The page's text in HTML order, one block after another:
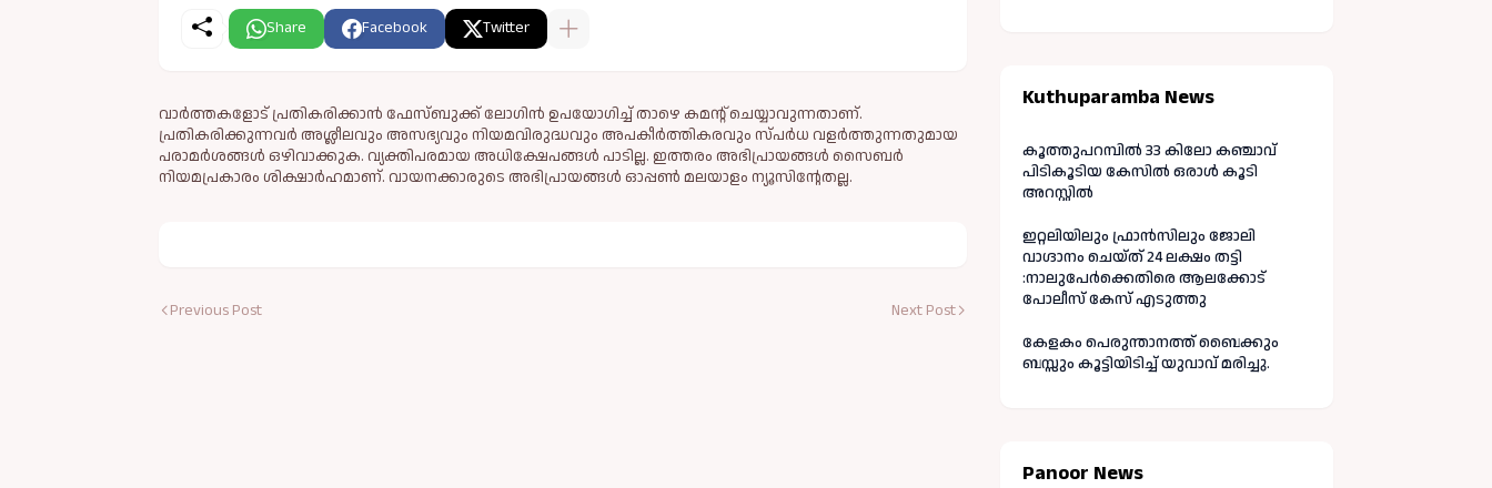
Share Facebook Twitter
വാർത്തകളോട് പ്രതികരിക്കാൻ ഫേസ്ബുക്ക് ലോഗിൻ ഉപയോഗിച്ച് താഴെ കമന്റ് ചെയ്യാവുന്നതാണ്.
പ്രതികരിക്കുന്നവര്‍ അശ്ലീലവും അസഭ്യവും നിയമവിരുദ്ധവും അപകീര്‍ത്തികരവും സ്പര്‍ധ വളര്‍ത്തുന്നതുമായ
പരാമര്‍ശങ്ങള്‍ ഒഴിവാക്കുക. വ്യക്തിപരമായ അധിക്ഷേപങ്ങള്‍ പാടില്ല. ഇത്തരം അഭിപ്രായങ്ങള്‍ സൈബര്‍
നിയമപ്രകാരം ശിക്ഷാര്‍ഹമാണ്. വായനക്കാരുടെ അഭിപ്രായങ്ങള്‍ ഓപ്പൺ മലയാളം ന്യൂസിന്റേതല്ല.
Previous Post Next Post
Kuthuparamba News
കൂത്തുപറമ്പിൽ 33 കിലോ കഞ്ചാവ്
പിടികൂടിയ കേസിൽ ഒരാൾ കൂടി
അറസ്റ്റിൽ
ഇറ്റലിയിലും ഫ്രാൻസിലും ജോലി
വാഗ്ദാനം ചെയ്ത് 24 ലക്ഷം തട്ടി
:നാലുപേർക്കെതിരെ ആലക്കോട്
പോലീസ് കേസ് എടുത്തു
കേളകം പെരുന്താനത്ത് ബൈക്കും
ബസ്സും കൂട്ടിയിടിച്ച് യുവാവ് മരിച്ചു.
Panoor News